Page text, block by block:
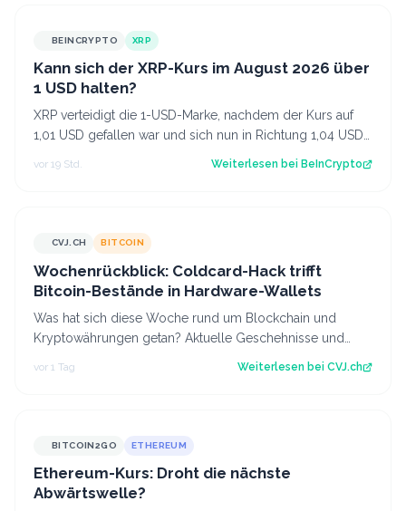
BEINCRYPTO XRP
Kann sich der XRP-Kurs im August 2026 über
1 USD halten?
XRP verteidigt die 1-USD-Marke, nachdem der Kurs auf
1,01 USD gefallen war und sich nun in Richtung 1,04 USD
erholt, während der CLARITY Act…
vor 19 Std. Weiterlesen bei BeInCrypto
CVJ.CHCVJ.CH BITCOIN
Wochenrückblick: Coldcard-Hack trifft
Bitcoin-Bestände in Hardware-Wallets
Was hat sich diese Woche rund um Blockchain und
Kryptowährungen getan? Aktuelle Geschehnisse und
vor 1 Tag Weiterlesen bei CVJ.ch
BITCOIN2GO ETHEREUM
Ethereum-Kurs: Droht die nächste
Abwärtswelle?